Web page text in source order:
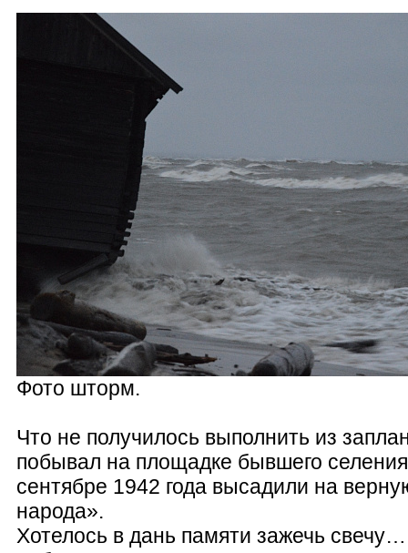
Фото шторм.
Что не получилось выполнить из
побывал на площадке бывшего
сентябре 1942 года высадили на
народа».
Хотелось в дань памяти зажечь